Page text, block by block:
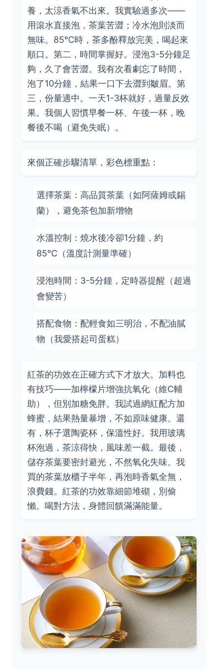
養，太涼香氣不出來。我實驗過多次——
用滾水直接泡，茶葉苦澀；冷水泡則淡而
無味。85°C時，茶多酚釋放完美，喝起來
順口。第二，時間掌握好。浸泡3-5分鐘足
夠，久了會苦澀。我有次看劇忘了時間，
泡了10分鐘，結果一口下去澀到皺眉。第
三，份量適中。一天1-3杯就好，過量反效
果。我個人習慣早餐一杯、午後一杯，晚
餐後不喝（避免失眠）。
來個正確步驟清單，彩色標重點：
選擇茶葉：高品質茶葉（如阿薩姆或錫
蘭），避免茶包加新增物
水溫控制：燒水後冷卻1分鐘，約
85°C（溫度計測量準確）
浸泡時間：3-5分鐘，定時器提醒（超過
會變苦）
搭配食物：配輕食如三明治，不配油膩
物（我愛搭起司蛋糕）
紅茶的功效在正確方式下才放大。加料也
有技巧——加檸檬片增強抗氧化（維C輔
助），但別加糖免胖。我試過網紅配方加
蜂蜜，結果熱量暴增，不如原味健康。還
有，杯子選陶瓷杯，保溫性好。我用玻璃
杯泡過，茶涼得快，風味差一截。最後，
儲存茶葉要密封避光，不然氧化失味。我
買的茶葉放櫃子半年，再泡時香氣全無，
浪費錢。紅茶的功效靠細節堆砌，別偷
懶。喝對方法，身體回饋滿滿能量。